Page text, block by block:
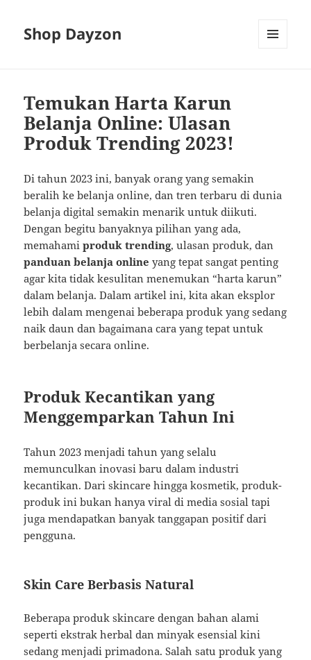
Shop Dayzon
Temukan Harta Karun
Belanja Online: Ulasan
Produk Trending 2023!
Di tahun 2023 ini, banyak orang yang semakin
beralih ke belanja online, dan tren terbaru di dunia
belanja digital semakin menarik untuk diikuti.
Dengan begitu banyaknya pilihan yang ada,
memahamiproduk trending, ulasan produk, dan
panduan belanja online yang tepat sangat penting
agar kita tidak kesulitan menemukan “harta karun”
dalam belanja. Dalam artikel ini, kita akan eksplor
lebih dalam mengenai beberapa produk yang sedang
naik daun dan bagaimana cara yang tepat untuk
berbelanja secara online.
Produk Kecantikan yang
Menggemparkan Tahun Ini
Tahun 2023 menjadi tahun yang selalu
memunculkan inovasi baru dalam industri
kecantikan. Dari skincare hingga kosmetik, produk-
produk ini bukan hanya viral di media sosial tapi
juga mendapatkan banyak tanggapan positif dari
pengguna.
Skin Care Berbasis Natural
Beberapa produk skincare dengan bahan alami
seperti ekstrak herbal dan minyak esensial kini
sedang menjadi primadona. Salah satu produk yang